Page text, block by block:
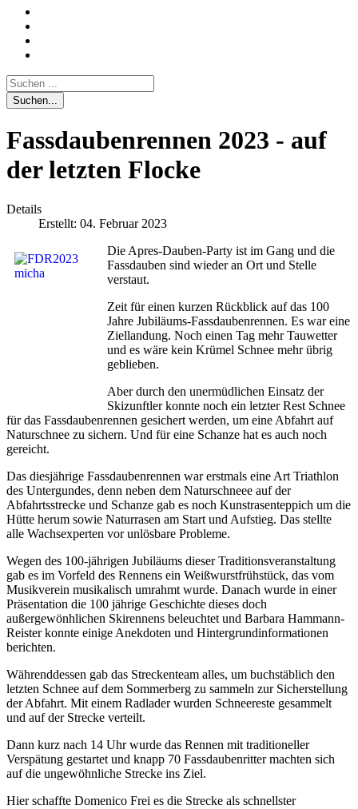
Suchen...
Fassdaubenrennen 2023 - auf
der letzten Flocke
Details
Erstellt: 04. Februar 2023
Die Apres-Dauben-Party ist im Gang und die
Fassdauben sind wieder an Ort und Stelle
verstaut.
Zeit für einen kurzen Rückblick auf das 100
Jahre Jubiläums-Fassdaubenrennen. Es war eine
Ziellandung. Noch einen Tag mehr Tauwetter
und es wäre kein Krümel Schnee mehr übrig
geblieben.
Aber durch den unermüdlichen Einsatz der
Skizunftler konnte noch ein letzter Rest Schnee
für das Fassdaubenrennen gesichert werden, um eine Abfahrt auf
Naturschnee zu sichern. Und für eine Schanze hat es auch noch
gereicht.
Das diesjährige Fassdaubenrennen war erstmals eine Art Triathlon
des Untergundes, denn neben dem Naturschneee auf der
Abfahrtsstrecke und Schanze gab es noch Kunstrasenteppich um die
Hütte herum sowie Naturrasen am Start und Aufstieg. Das stellte
alle Wachsexperten vor unlösbare Probleme.
Wegen des 100-jährigen Jubiläums dieser Traditionsveranstaltung
gab es im Vorfeld des Rennens ein Weißwurstfrühstück, das vom
Musikverein musikalisch umrahmt wurde. Danach wurde in einer
Präsentation die 100 jährige Geschichte dieses doch
außergewönhlichen Skirennens beleuchtet und Barbara Hammann-
Reister konnte einige Anekdoten und Hintergrundinformationen
berichten.
Währenddessen gab das Streckenteam alles, um buchstäblich den
letzten Schnee auf dem Sommerberg zu sammeln zur Sicherstellung
der Abfahrt. Mit einem Radlader wurden Schneereste gesammelt
und auf der Strecke verteilt.
Dann kurz nach 14 Uhr wurde das Rennen mit traditioneller
Verspätung gestartet und knapp 70 Fassdaubenritter machten sich
auf die ungewöhnliche Strecke ins Ziel.
Hier schaffte Domenico Frei es die Strecke als schnellster